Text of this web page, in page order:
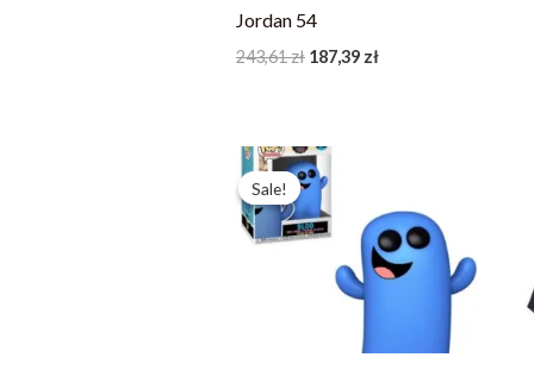
Jordan 54
243,61zł 187,39 zł
Sale!
Sale!
Pierwotna
cena
wynosiła:
81,19 zł.
57,99 zł.